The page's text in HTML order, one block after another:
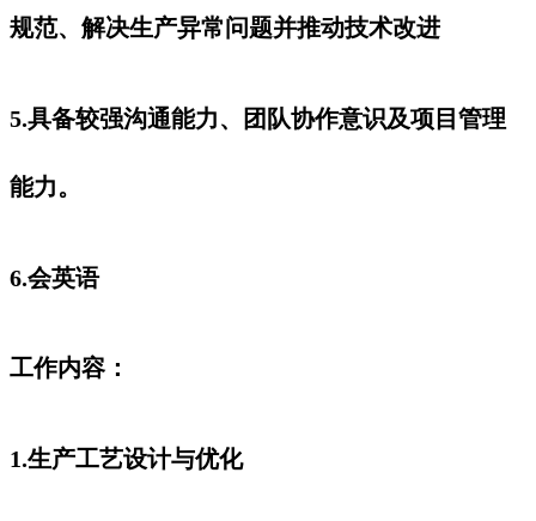
规范、解决生产异常问题并推动技术改进
5.具备较强沟通能力、团队协作意识及项目管理
能力。
6.会英语
工作内容：
1.生产工艺设计与优化